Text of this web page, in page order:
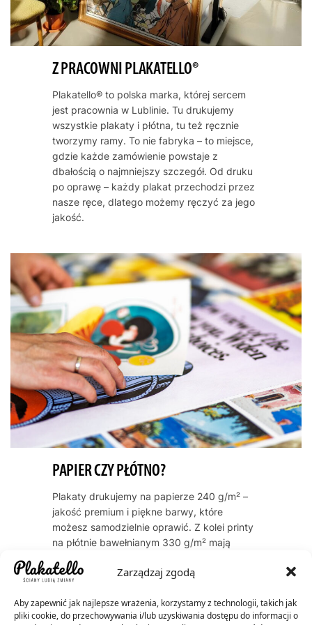
Zarządzaj zgodą
Aby zapewnić jak najlepsze wrażenia, korzystamy z technologii, takich jak
pliki cookie, do przechowywania i/lub uzyskiwania dostępu do informacji o
Z PRACOWNI PLAKATELLO®
Plakatello® to polska marka, której sercem
jest pracownia w Lublinie. Tu drukujemy
wszystkie plakaty i płótna, tu też ręcznie
tworzymy ramy. To nie fabryka – to miejsce,
gdzie każde zamówienie powstaje z
dbałością o najmniejszy szczegół. Od druku
po oprawę – każdy plakat przechodzi przez
nasze ręce, dlatego możemy ręczyć za jego
jakość.
PAPIER CZY PŁÓTNO?
Plakaty drukujemy na papierze 240 g/m² –
jakość premium i piękne barwy, które
możesz samodzielnie oprawić. Z kolei printy
na płótnie bawełnianym 330 g/m² mają
naturalną, artystyczną teksturę i zawsze
dostarczamy je oprawione w ramę. Oba
przez dekady – do 60 lat dla plakatów, do
200 lat dla płócien.